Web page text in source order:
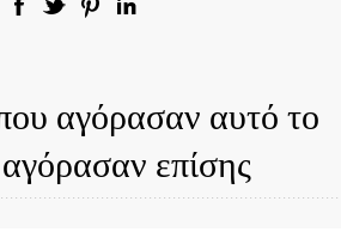
αγόρασαν αυτό το
επίσης